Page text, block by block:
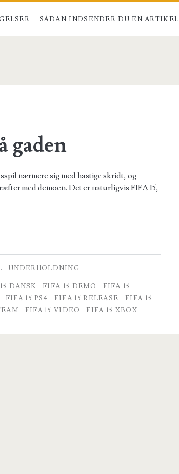
SÅDAN INDSENDER DU EN ARTIKEL
gaden
nærmere sig med hastige skridt, og
med demoen. Det er naturligvis FIFA 15,
UNDERHOLDNING
DANSK FIFA 15 DEMO
FIFA 15
FIFA 15 PS4 FIFA 15 RELEASE
FIFA 15
FIFA 15 VIDEO FIFA 15 XBOX